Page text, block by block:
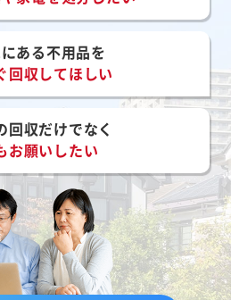
ある不用品を
回収してほしい
回収だけでなく
お願いしたい